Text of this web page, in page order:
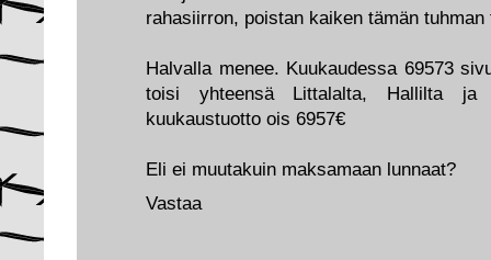
rahasiirron, poistan kaiken tämän
Halvalla menee. Kuukaudessa 69573
toisi yhteensä Littalalta, Hallilta
kuukaustuotto ois 6957€
Eli ei muutakuin maksamaan lunnaat?
Vastaa